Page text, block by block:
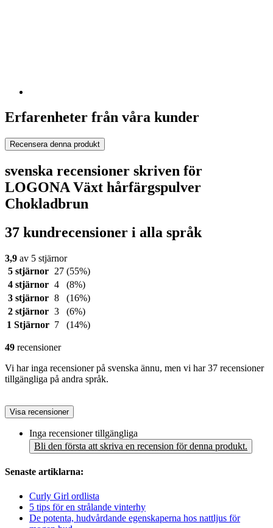
Erfarenheter från våra kunder
Recensera denna produkt
svenska recensioner skriven för
LOGONA Växt hårfärgspulver
Chokladbrun
37 kundrecensioner i alla språk
3,9 av 5 stjärnor
5 stjärnor
27 (55%)
4 stjärnor 4
(8%)
3 stjärnor 8
(16%)
2 stjärnor 3
(6%)
1 Stjärnor 7 (14%)
49 recensioner
Vi har inga recensioner på svenska ännu, men vi har 37 recensioner
tillgängliga på andra språk.
Visa recensioner
Inga recensioner tillgängliga
Bli den första att skriva en recension för denna produkt.
Senaste artiklarna:
Curly Girl ordlista
5 tips för en strålande vinterhy
De potenta, hudvårdande egenskaperna hos nattljus för